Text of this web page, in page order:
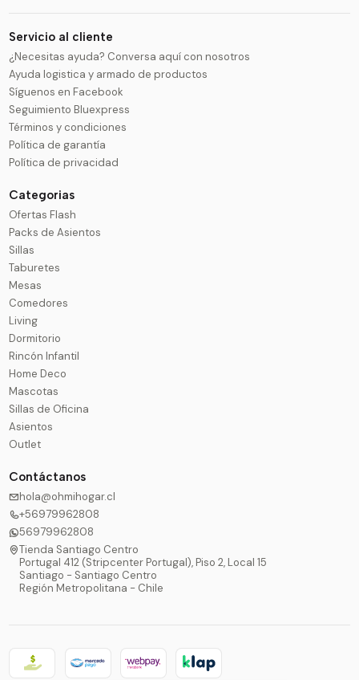
Servicio al cliente
¿Necesitas ayuda? Conversa aquí con nosotros
Ayuda logistica y armado de productos
Síguenos en Facebook
Seguimiento Bluexpress
Términos y condiciones
Política de garantía
Política de privacidad
Categorias
Ofertas Flash
Packs de Asientos
Sillas
Taburetes
Mesas
Comedores
Living
Dormitorio
Rincón Infantil
Home Deco
Mascotas
Sillas de Oficina
Asientos
Outlet
Contáctanos
hola@ohmihogar.cl
+56979962808
56979962808
Tienda Santiago Centro
Portugal 412 (Stripcenter Portugal), Piso 2, Local 15
Santiago - Santiago Centro
Región Metropolitana - Chile